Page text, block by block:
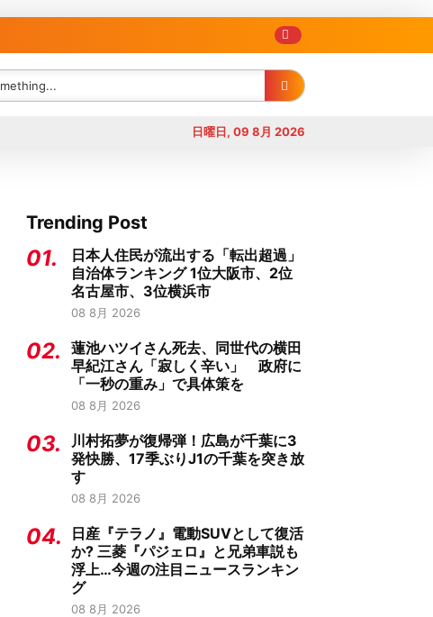
日曜日, 09 8月 2026
Trending Post
01.
日本人住民が流出する「転出超過」
自治体ランキング 1位大阪市、2位
名古屋市、3位横浜市
08 8月 2026
02.
蓮池ハツイさん死去、同世代の横田
早紀江さん「寂しく辛い」 政府に
「一秒の重み」で具体策を
08 8月 2026
03.
川村拓夢が復帰弾！広島が千葉に3
発快勝、17季ぶりJ1の千葉を突き放
す
08 8月 2026
04.
日産『テラノ』電動SUVとして復活
か? 三菱『パジェロ』と兄弟車説も
浮上…今週の注目ニュースランキン
グ
08 8月 2026